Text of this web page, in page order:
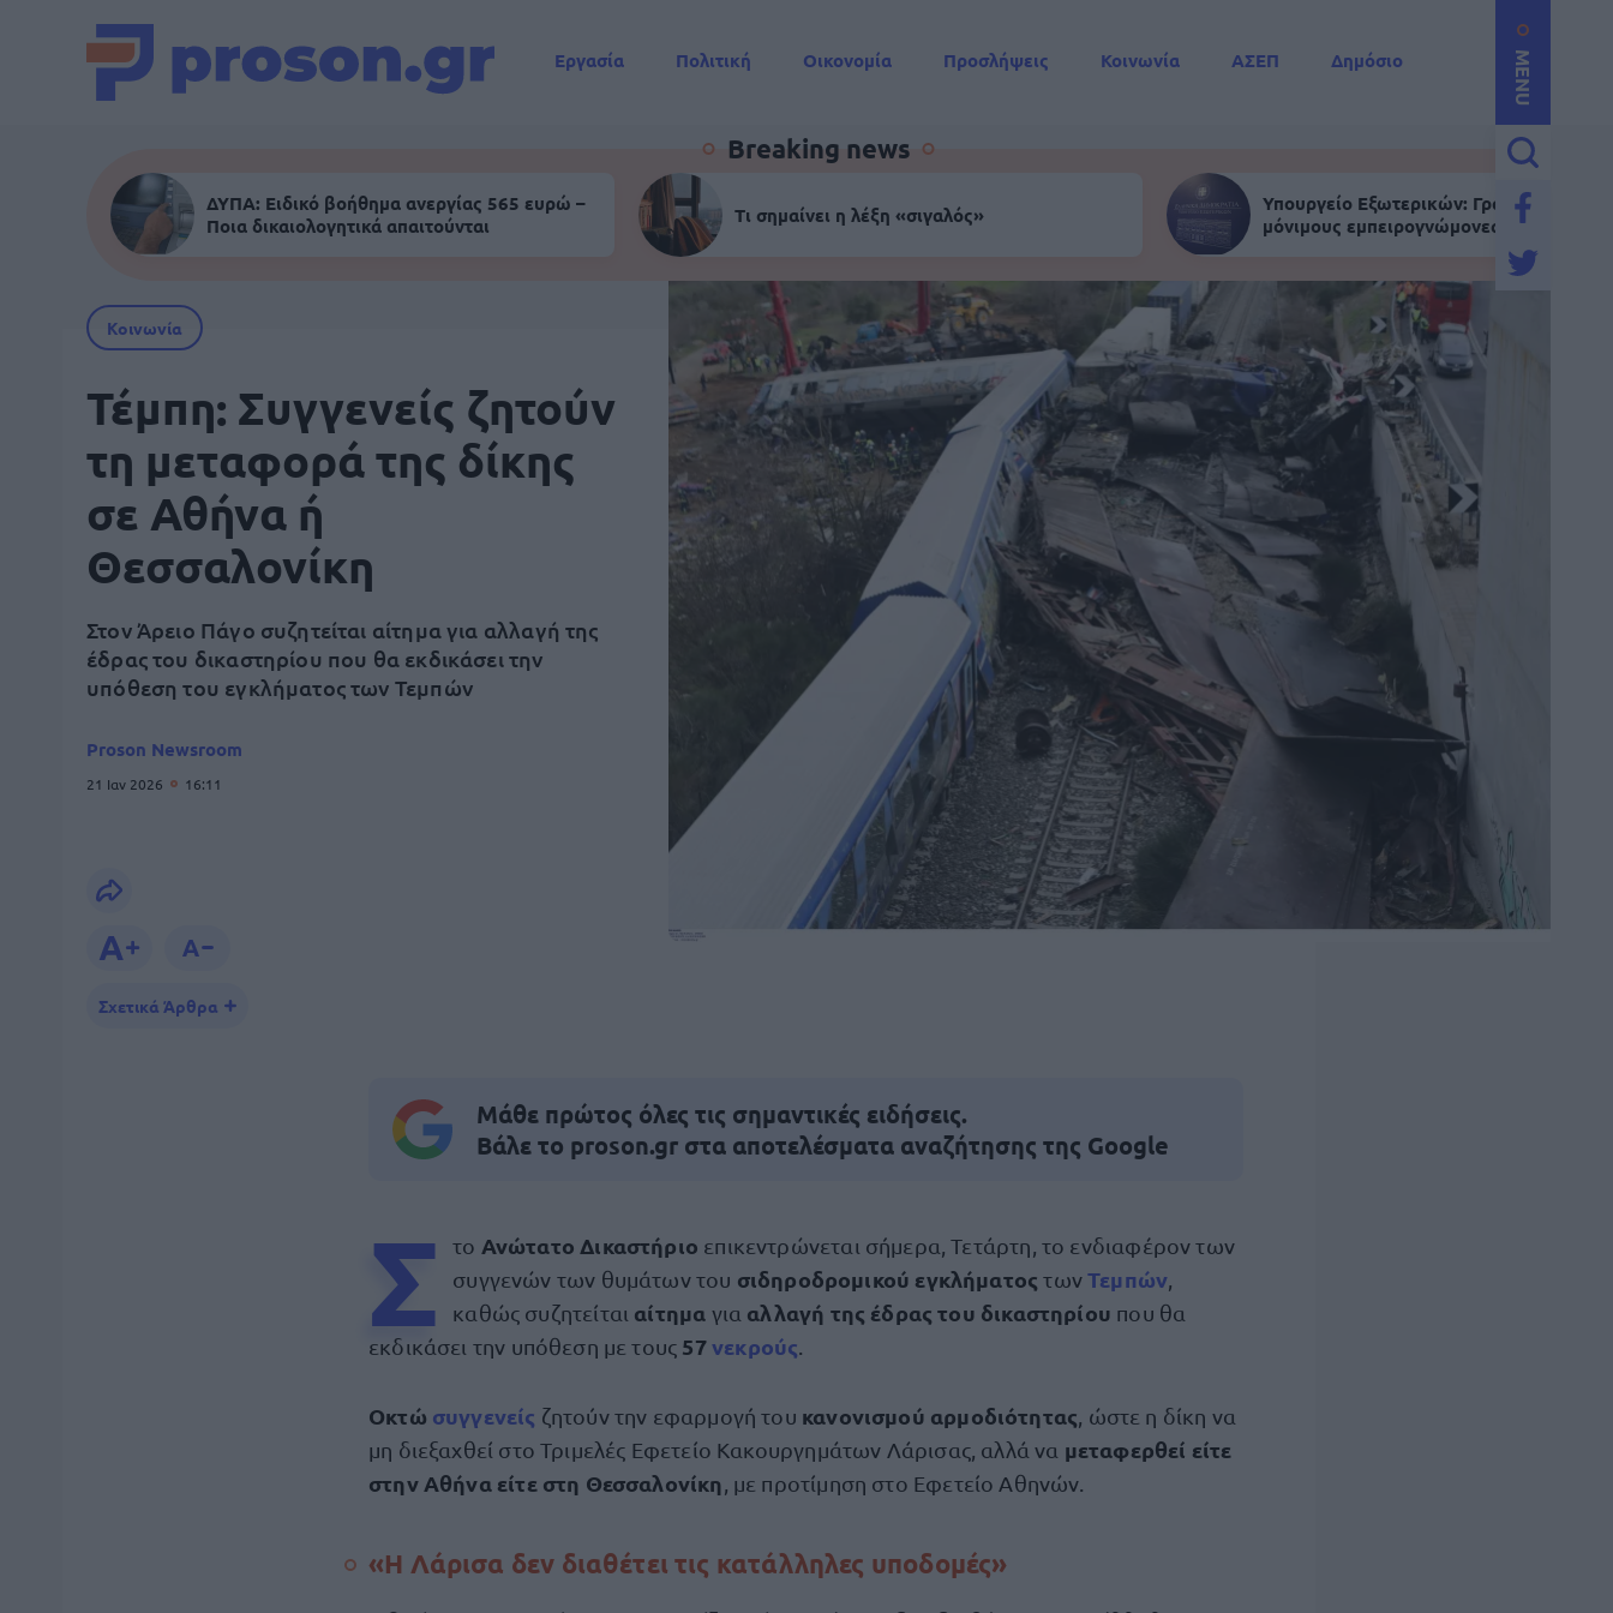
MENU
Εργασία Πολιτική Οικονομία Προσλήψεις Κοινωνία ΑΣΕΠ
Δημόσιο
Breaking news
ΔΥΠΑ: Ειδικό βοήθημα ανεργίας 565 ευρώ –
Ποια δικαιολογητικά απαιτούνται
Τι σημαίνει η λέξη «σιγαλός»
Υπουργείο Εξωτερικών: Γραπτός για
μόνιμους εμπειρογνώμονες
Κοινωνία
Τέμπη: Συγγενείς ζητούν
τη μεταφορά της δίκης
σε Αθήνα ή
Θεσσαλονίκη
Στον Άρειο Πάγο συζητείται αίτημα για αλλαγή της
έδρας του δικαστηρίου που θα εκδικάσει την
υπόθεση του εγκλήματος των Τεμπών
Proson Newsroom
21 Ιαν 2026 16:11
Σχετικά Άρθρα
Μάθε πρώτος όλες τις σημαντικές ειδήσεις.
Βάλε το proson.gr στα αποτελέσματα αναζήτησης της Google
Σ το Ανώτατο Δικαστήριο επικεντρώνεται σήμερα, Τετάρτη, το ενδιαφέρον των
συγγενών των θυμάτων του σιδηροδρομικού εγκλήματος τωνΤεμπών
καθώς συζητείται αίτημα για αλλαγή της έδρας του δικαστηρίου που θα
εκδικάσει την υπόθεση με τους 57νεκρούς
Οκτώ συγγενείς ζητούν την εφαρμογή του κανονισμού αρμοδιότητας , ώστε η δίκη να
μη διεξαχθεί στο Τριμελές Εφετείο Κακουργημάτων Λάρισας, αλλά να μεταφερθεί είτε
στην Αθήνα είτε στη Θεσσαλονίκη , με προτίμηση στο Εφετείο Αθηνών.
«Η Λάρισα δεν διαθέτει τις κατάλληλες υποδομές»